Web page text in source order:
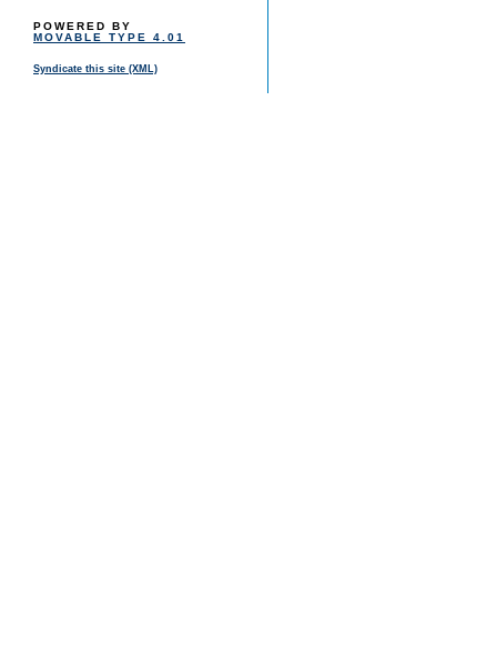
POWERED BY
MOVABLE TYPE 4.01
Syndicate this site (XML)